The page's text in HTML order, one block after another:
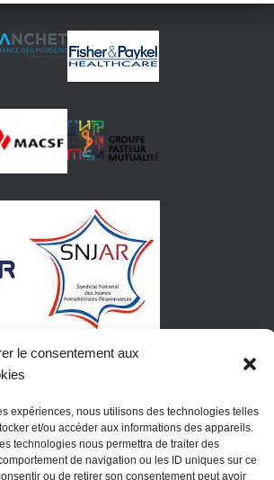
le consentement aux
expériences, nous utilisons des technologies telles
et/ou accéder aux informations des appareils.
technologies nous permettra de traiter des
de navigation ou les ID uniques sur ce
ou de retirer son consentement peut avoir